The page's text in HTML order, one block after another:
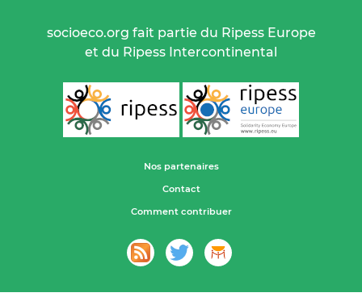
socioeco.org fait partie du Ripess Europe
et du Ripess Intercontinental
Nos partenaires
Contact
Comment contribuer